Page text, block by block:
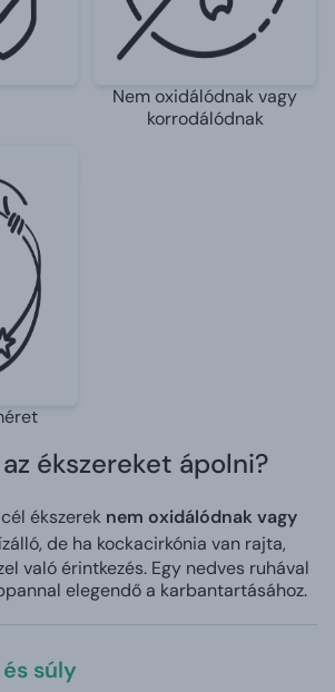
Nem oxidálódnak vagy
korrodálódnak
ékszereket ápolni?
ékszerek nem oxidálódnak vagy
de ha kockacirkónia van rajta,
való érintkezés. Egy nedves ruhával
elegendő a karbantartásához.
súly